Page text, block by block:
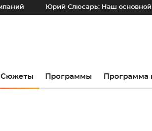
Юрий Слюсарь: Наш основной принцип –
Сюжеты Программы Программа